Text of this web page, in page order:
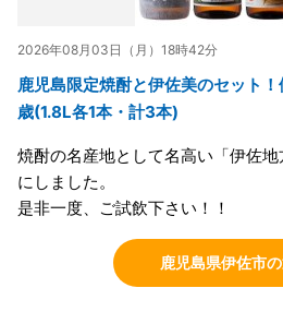
2026年08月03日（月）18時42分
鹿児島限定焼酎と伊佐美のセット
歳(1.8L各1本・計3本)
焼酎の名産地として名高い「伊佐
にしました。
是非一度、ご試飲下さい！！
鹿児島県伊佐市